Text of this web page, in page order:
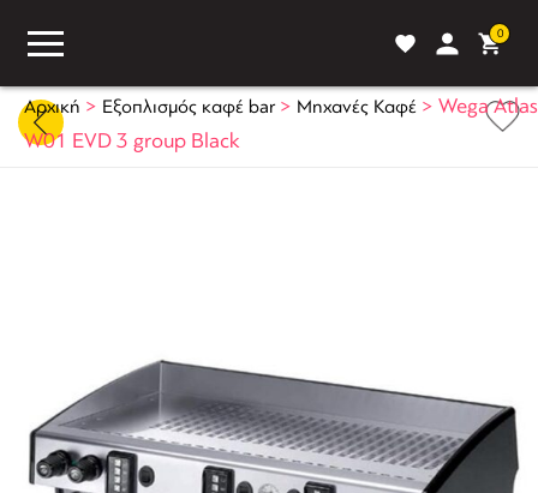
0
Αρχική > Εξοπλισμός καφέ bar> Μηχανές Καφέ > Wega Atlas
W01 EVD 3 group Black